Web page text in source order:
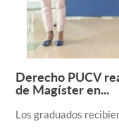
Derecho PUCV
de Magíster en...
Los graduados